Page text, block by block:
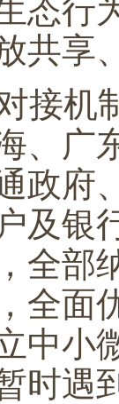
态行
共享
接机
、广
政府
及银
全部
全面
中小
时遇